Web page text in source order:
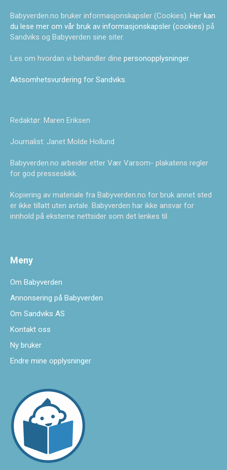
Babyverden.no bruker informasjonskapsler (Cookies). Her kan
du lese mer om vår bruk av informasjonskapsler (cookies) på
Sandviks og Babyverden sine siter.
Les om hvordan vi behandler dine personopplysninger.
Aktsomhetsvurdering for Sandviks.
Redaktør: Maren Eriksen
Journalist: Janet Molde Hollund
Babyverden.no arbeider etter Vær Varsom- plakatens regler
for god presseskikk.
Kopiering av materiale fra Babyverden.no for bruk annet sted
er ikke tillatt uten avtale. Babyverden har ikke ansvar for
innhold på eksterne nettsider som det lenkes til.
Meny
Om Babyverden
Annonsering på Babyverden
Om Sandviks AS
Kontakt oss
Ny bruker
Endre mine opplysninger